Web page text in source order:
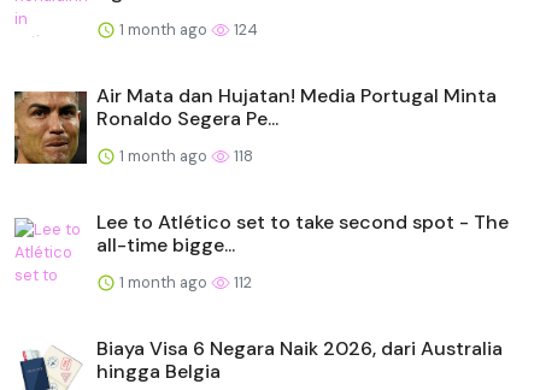
1 month ago 124
Air Mata dan Hujatan! Media Portugal Minta
Ronaldo Segera Pe...
1 month ago 118
Lee to Atlético set to take second spot - The
all-time bigge...
1 month ago 112
Biaya Visa 6 Negara Naik 2026, dari Australia
hingga Belgia